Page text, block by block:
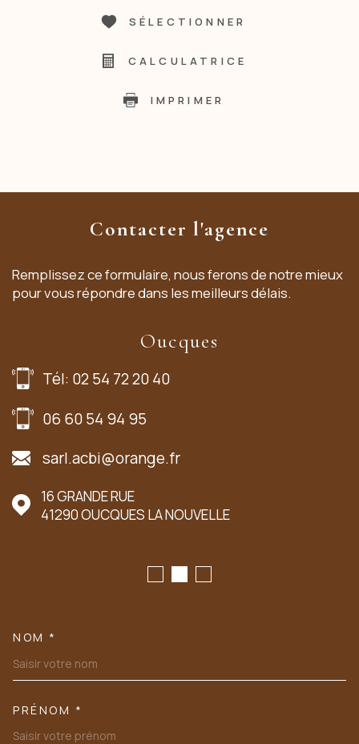
SÉLECTIONNER
CALCULATRICE
IMPRIMER
Contacter l'agence
Remplissez ce formulaire, nous ferons de notre mieux
pour vous répondre dans les meilleurs délais.
Oucques
Tél: 02 54 72 20 40
06 60 54 94 95
sarl.acbi@orange.fr
16 GRANDE RUE
41290 OUCQUES LA NOUVELLE
NOM *
PRÉNOM *